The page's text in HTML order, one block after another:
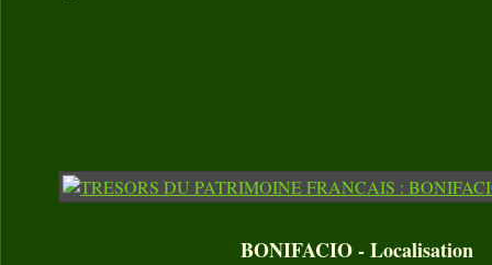
BONIFACIO - Localisation